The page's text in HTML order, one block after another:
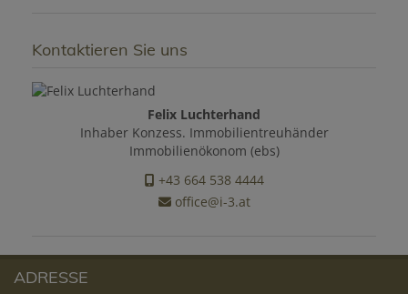
Kontaktieren Sie uns
Felix Luchterhand
Inhaber Konzess. Immobilientreuhänder
Immobilienökonom (ebs)
+43 664 538 4444
office@i-3.at
ADRESSE